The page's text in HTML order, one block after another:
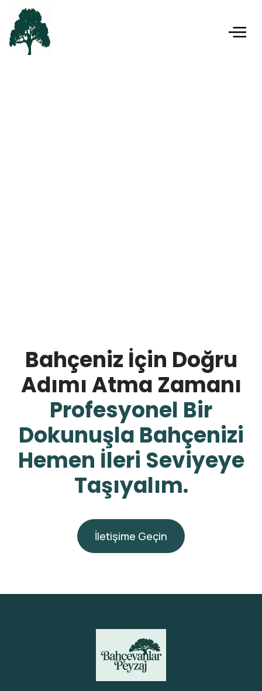
Bahçeniz İçin Doğru
Adımı Atma Zamanı
Profesyonel Bir
Dokunuşla Bahçenizi
Hemen İleri Seviyeye
Taşıyalım.
İletişime Geçin